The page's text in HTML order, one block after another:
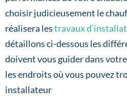
choisir judicieusement le
réalisera lestravaux
détaillons ci-dessous les
doivent vous guider dans
les endroits où vous pouvez
installateur